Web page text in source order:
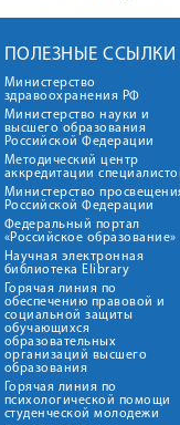
ПОЛЕЗНЫЕ ССЫЛКИ
Министерство
здравоохранения РФ
Министерство науки и
высшего образования
Российской Федерации
Методический центр
аккредитации
Министерство
Российской Федерации
Федеральный портал
«Российское образование»
Научная электронная
библиотека Elibrary
Горячая линия по
обеспечению правовой и
социальной защиты
обучающихся
образовательных
организаций высшего
образования
Горячая линия по
психологической помощи
студенческой молодежи